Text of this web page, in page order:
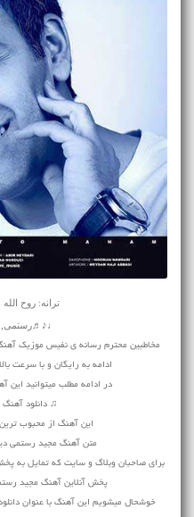
ترانه: روح
♩♪♬رستمی,
مخاطبین محترم رسانه ی نفیس موزیک
ادامه به رایگان و با سرعت بالا با کیفیت 128 و
در ادامه مطلب میتوانید این
♫ دانلود
این آهنگ از محبوب
متن آهنگ مجید رستمی
برای صاحبان وبلاگ و سایت که تمایل به
پخش آنلاین آهنگ مجید
خوشحال میشویم این آهنگ با عنوان